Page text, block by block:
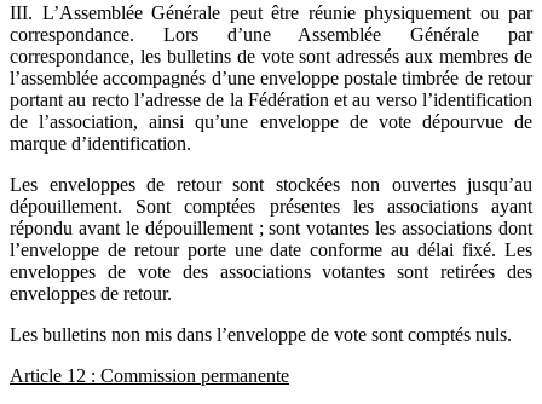
III. L’Assemblée Générale peut être réunie physiquement ou par
correspondance. Lors d’une Assemblée Générale par
correspondance, les bulletins de vote sont adressés aux membres de
l’assemblée accompagnés d’une enveloppe postale timbrée de retour
portant au recto l’adresse de la Fédération et au verso l’identification
de l’association, ainsi qu’une enveloppe de vote dépourvue de
marque d’identification.
Les enveloppes de retour sont stockées non ouvertes jusqu’au
dépouillement. Sont comptées présentes les associations ayant
répondu avant le dépouillement ; sont votantes les associations dont
l’enveloppe de retour porte une date conforme au délai fixé. Les
enveloppes de vote des associations votantes sont retirées des
enveloppes de retour.
Les bulletins non mis dans l’enveloppe de vote sont comptés nuls.
Article 12 : Commission permanente